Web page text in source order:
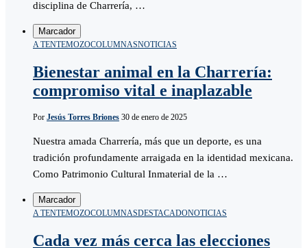
disciplina de Charrería, …
Marcador
A TENTEMOZOCOLUMNASNOTICIAS
Bienestar animal en la Charrería:
compromiso vital e inaplazable
Por Jesús Torres Briones 30 de enero de 2025
Nuestra amada Charrería, más que un deporte, es una
tradición profundamente arraigada en la identidad mexicana.
Como Patrimonio Cultural Inmaterial de la …
Marcador
A TENTEMOZOCOLUMNASDESTACADONOTICIAS
Cada vez más cerca las elecciones